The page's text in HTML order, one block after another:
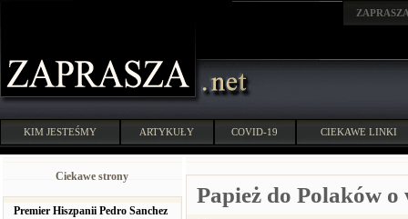
KIM JESTEŚMY ARTYKUŁY COVID-19 CIEKAWE LINKI
Ciekawe strony
Premier Hiszpanii Pedro Sanchez
Papież do Polaków